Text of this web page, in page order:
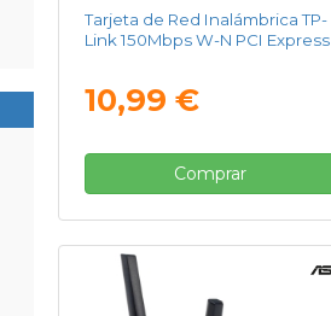
Tarjeta de Red Inalámbrica TP-
Link 150Mbps W-N PCI Express
10,99 €
Comprar